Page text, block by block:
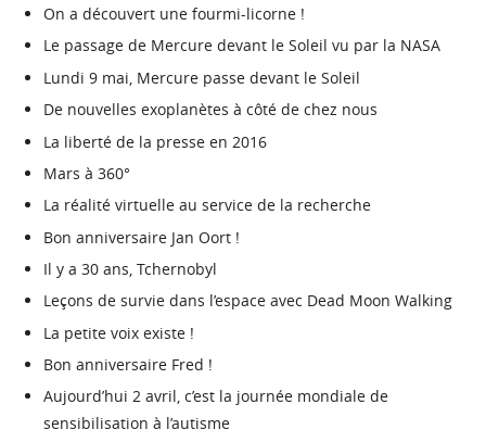
On a découvert une fourmi-licorne !
Le passage de Mercure devant le Soleil vu par la NASA
Lundi 9 mai, Mercure passe devant le Soleil
De nouvelles exoplanètes à côté de chez nous
La liberté de la presse en 2016
Mars à 360°
La réalité virtuelle au service de la recherche
Bon anniversaire Jan Oort !
Il y a 30 ans, Tchernobyl
Leçons de survie dans l’espace avec Dead Moon Walking
La petite voix existe !
Bon anniversaire Fred !
Aujourd’hui 2 avril, c’est la journée mondiale de
sensibilisation à l’autisme